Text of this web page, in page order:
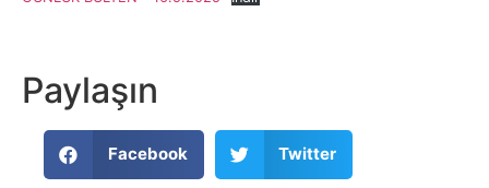
Paylaşın
Facebook Twitter